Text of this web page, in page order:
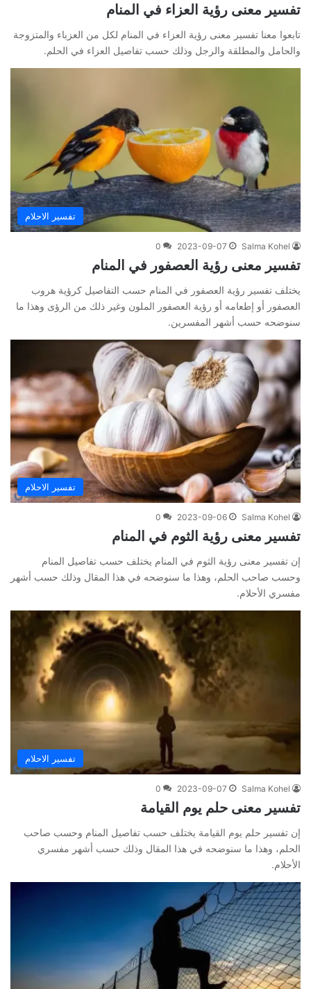
تفسير معنى رؤية العزاء في المنام
تابعوا معنا تفسير معنى رؤية العزاء في المنام لكل من العزباء والمتزوجة
والحامل والمطلقة والرجل وذلك حسب تفاصيل العزاء في الحلم.
تفسير الاحلام
Salma Kohel
2023-09-07
0
تفسير معنى رؤية العصفور في المنام
يختلف تفسير رؤية العصفور في المنام حسب التفاصيل كرؤية هروب
العصفور أو إطعامه أو رؤية العصفور الملون وغير ذلك من الرؤى وهذا ما
سنوضحه حسب أشهر المفسرين.
تفسير الاحلام
Salma Kohel
2023-09-06
0
تفسير معنى رؤية الثوم في المنام
إن تفسير معنى رؤية الثوم في المنام يختلف حسب تفاصيل المنام
وحسب صاحب الحلم، وهذا ما سنوضحه في هذا المقال وذلك حسب أشهر
مفسري الأحلام.
تفسير الاحلام
Salma Kohel
2023-09-07
0
تفسير معنى حلم يوم القيامة
إن تفسير حلم يوم القيامة يختلف حسب تفاصيل المنام وحسب صاحب
الحلم، وهذا ما سنوضحه في هذا المقال وذلك حسب أشهر مفسري
الأحلام.